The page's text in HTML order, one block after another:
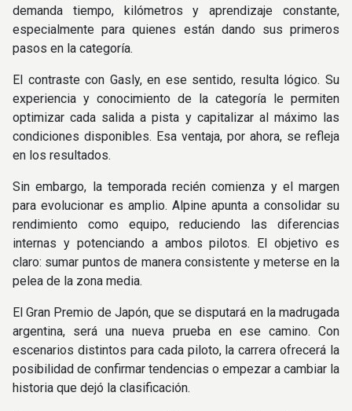
demanda tiempo, kilómetros y aprendizaje constante,
especialmente para quienes están dando sus primeros
pasos en la categoría.
El contraste con Gasly, en ese sentido, resulta lógico. Su
experiencia y conocimiento de la categoría le permiten
optimizar cada salida a pista y capitalizar al máximo las
condiciones disponibles. Esa ventaja, por ahora, se refleja
en los resultados.
Sin embargo, la temporada recién comienza y el margen
para evolucionar es amplio. Alpine apunta a consolidar su
rendimiento como equipo, reduciendo las diferencias
internas y potenciando a ambos pilotos. El objetivo es
claro: sumar puntos de manera consistente y meterse en la
pelea de la zona media.
El Gran Premio de Japón, que se disputará en la madrugada
argentina, será una nueva prueba en ese camino. Con
escenarios distintos para cada piloto, la carrera ofrecerá la
posibilidad de confirmar tendencias o empezar a cambiar la
historia que dejó la clasificación.